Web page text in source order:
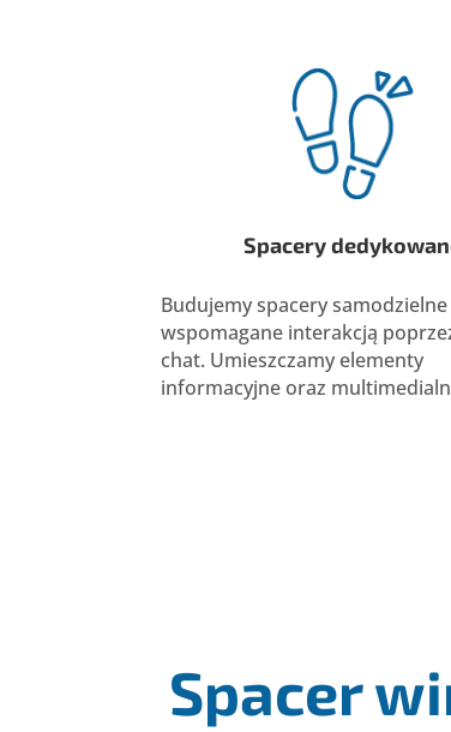
Spacery
Budujemy spacery
wspomagane interakcją
chat. Umieszczamy elementy
informacyjne oraz
Spacer